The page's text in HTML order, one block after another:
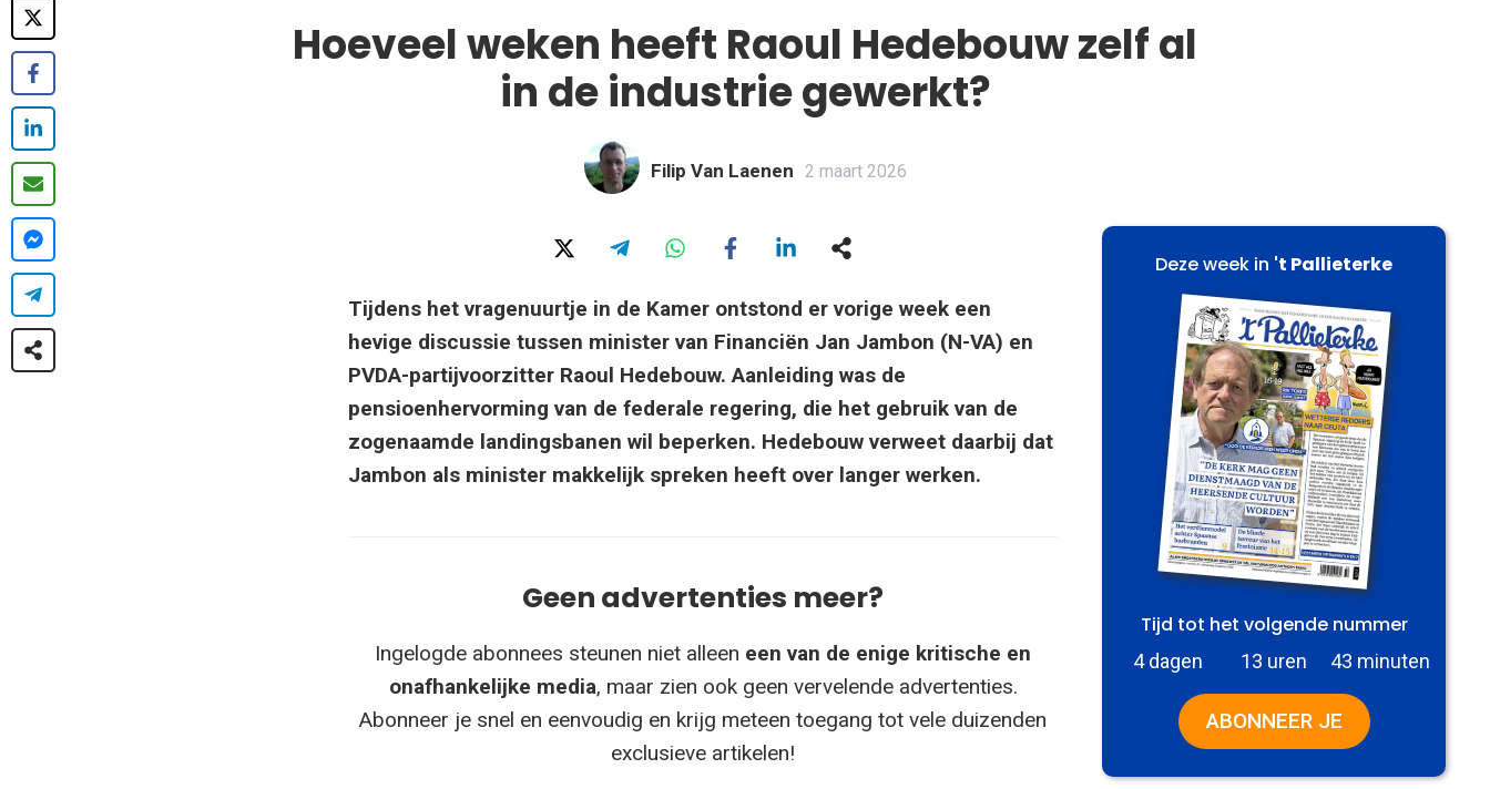
Hoeveel weken heeft Raoul Hedebouw zelf al
in de industrie gewerkt?
Filip Van Laenen 2 maart 2026
Tijdens het vragenuurtje in de Kamer ontstond er vorige week een
hevige discussie tussen minister van Financiën Jan Jambon (N-VA) en
PVDA-partijvoorzitter Raoul Hedebouw. Aanleiding was de
pensioenhervorming van de federale regering, die het gebruik van de
zogenaamde landingsbanen wil beperken. Hedebouw verweet daarbij dat
Jambon als minister makkelijk spreken heeft over langer werken.
Geen advertenties meer?
Ingelogde abonnees steunen niet alleen een van de enige kritische en
onafhankelijke media, maar zien ook geen vervelende advertenties.
Abonneer je snel en eenvoudig en krijg meteen toegang tot vele duizenden
exclusieve artikelen!
Deze week in 't Pallieterke
Tijd tot het volgende nummer
4 dagen 13 uren 43 minuten
ABONNEER JE